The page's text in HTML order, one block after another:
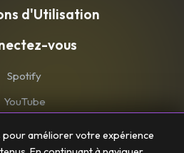
d'Utilisation
vous
Spotify
YouTube
pour améliorer votre expérience